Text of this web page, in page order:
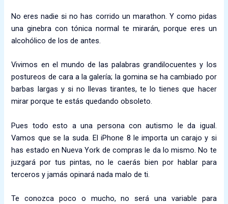
No eres nadie si no has corrido un marathon. Y como pidas
una ginebra con tónica normal te mirarán, porque eres un
alcohólico de los de antes.
Vivimos en el mundo de las palabras grandilocuentes y los
postureos de cara a la galería; la gomina se ha cambiado por
barbas largas y si no llevas tirantes, te lo tienes que hacer
mirar porque te estás quedando obsoleto.
Pues todo esto a una persona con autismo le da igual.
Vamos que se la suda. El iPhone 8 le importa un carajo y si
has estado en Nueva York de compras le da lo mismo. No te
juzgará por tus pintas, no le caerás bien por hablar para
terceros y jamás opinará nada malo de ti.
Te conozca poco o mucho, no será una variable para